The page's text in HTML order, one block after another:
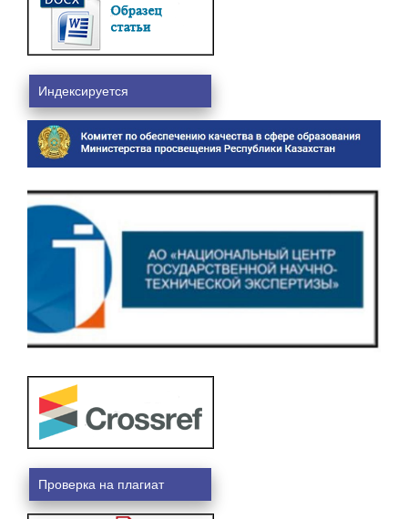
Индексируется
Проверка на плагиат